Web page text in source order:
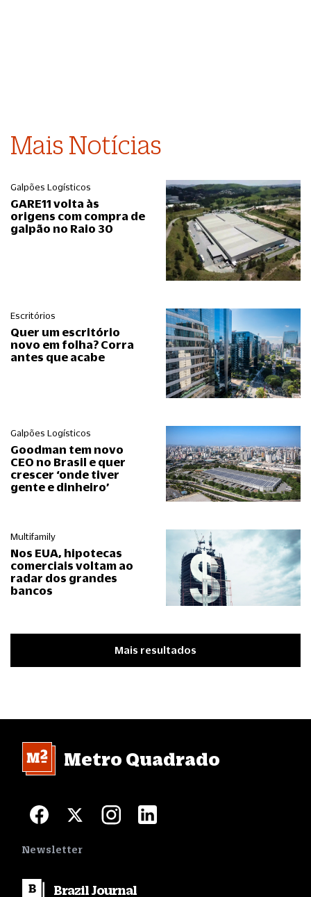
Mais Notícias
Galpões Logísticos
GARE11 volta às
origens com compra de
galpão no Raio 30
Escritórios
Quer um escritório
novo em folha? Corra
antes que acabe
Galpões Logísticos
Goodman tem novo
CEO no Brasil e quer
crescer ‘onde tiver
gente e dinheiro’
Multifamily
Nos EUA, hipotecas
comerciais voltam ao
radar dos grandes
bancos
Mais resultados
Metro Quadrado
Newsletter
BrazilJournal